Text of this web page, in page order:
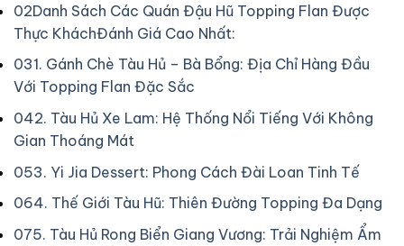
02Danh Sách Các Quán Đậu Hũ Topping Flan Được
Thực KháchĐánh Giá Cao Nhất:
031. Gánh Chè Tàu Hủ – Bà Bổng: Địa Chỉ Hàng Đầu
Với Topping Flan Đặc Sắc
042. Tàu Hủ Xe Lam: Hệ Thống Nổi Tiếng Với Không
Gian Thoáng Mát
053. Yi Jia Dessert: Phong Cách Đài Loan Tinh Tế
064. Thế Giới Tàu Hũ: Thiên Đường Topping Đa Dạng
075. Tàu Hủ Rong Biển Giang Vương: Trải Nghiệm Ẩm